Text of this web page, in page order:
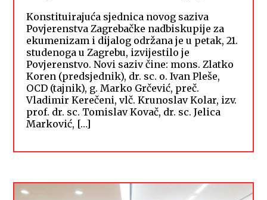
Konstituirajuća sjednica novog saziva
Povjerenstva Zagrebačke nadbiskupije za
ekumenizam i dijalog održana je u petak, 21.
studenoga u Zagrebu, izvijestilo je
Povjerenstvo. Novi saziv čine: mons. Zlatko
Koren (predsjednik), dr. sc. o. Ivan Pleše,
OCD (tajnik), g. Marko Grčević, preč.
Vladimir Kerečeni, vlč. Krunoslav Kolar, izv.
prof. dr. sc. Tomislav Kovač, dr. sc. Jelica
Marković, […]